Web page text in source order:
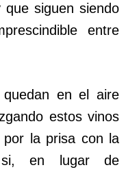
siguen siendo
entre
en el aire
estos vinos
la prisa con la
en lugar de